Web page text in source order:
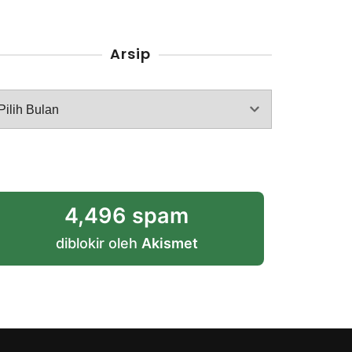
Arsip
4,496 spam
diblokir oleh Akismet